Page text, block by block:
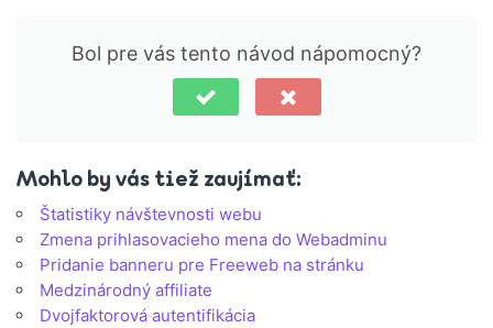
Bol pre vás tento návod nápomocný?
Mohlo by vás tiež zaujímať:
Štatistiky návštevnosti webu
Zmena prihlasovacieho mena do Webadminu
Pridanie banneru pre Freeweb na stránku
Medzinárodný affiliate
Dvojfaktorová autentifikácia